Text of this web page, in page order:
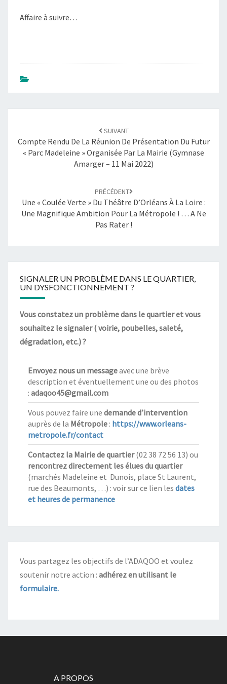
Affaire à suivre…
d'article
SUIVANT
Compte Rendu De La Réunion De Présentation Du Futur
« Parc Madeleine » Organisée Par La Mairie (Gymnase
Amarger – 11 Mai 2022)
PRÉCÉDENT
Une « Coulée Verte » Du Théâtre D’Orléans À La Loire :
Une Magnifique Ambition Pour La Métropole ! … A Ne
Pas Rater !
SIGNALER UN PROBLÈME DANS LE QUARTIER,
UN DYSFONCTIONNEMENT ?
Vous constatez un problème dans le quartier et vous
souhaitez le signaler ( voirie, poubelles, saleté,
dégradation, etc.) ?
Envoyez nous un messageavec une brève
description et éventuellement une ou des photos
: adaqoo45@gmail.com
Vous pouvez faire une demande d’intervention
auprès de la Métropole : https://www.orleans-
metropole.fr/contact
Contactez la Mairie de quartier(02 38 72 56 13) ou
rencontrez directement les élues du quartier
(marchés Madeleine et Dunois, place St Laurent,
rue des Beaumonts, …) : voir sur ce lien les dates
et heures de permanence
Vous partagez les objectifs de l’ADAQOO et voulez
soutenir notre action : adhérez en utilisant le
formulaire.
A PROPOS